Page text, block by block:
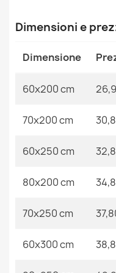
26,90 €
Tappeto, passatoia IN
Melange tessuto
Riferimenti Specifici
Ean13
MPN
Dimensioni e
Dimensione
60x200 cm
70x200 cm
60x250 cm
80x200 cm
70x250 cm
60x300 cm